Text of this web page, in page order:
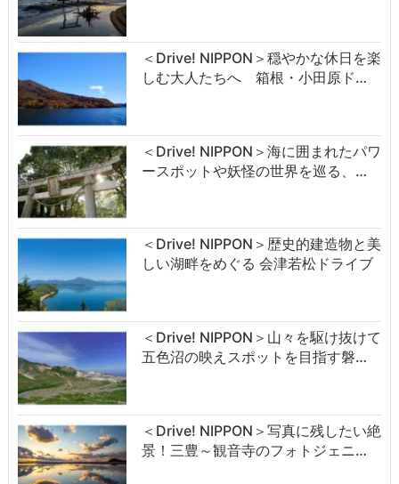
＜Drive! NIPPON＞穏やかな休日を楽
しむ大人たちへ 箱根・小田原ド…
＜Drive! NIPPON＞海に囲まれたパワ
ースポットや妖怪の世界を巡る、…
＜Drive! NIPPON＞歴史的建造物と美
しい湖畔をめぐる 会津若松ドライブ
＜Drive! NIPPON＞山々を駆け抜けて
五色沼の映えスポットを目指す磐…
＜Drive! NIPPON＞写真に残したい絶
景！三豊～観音寺のフォトジェニ…